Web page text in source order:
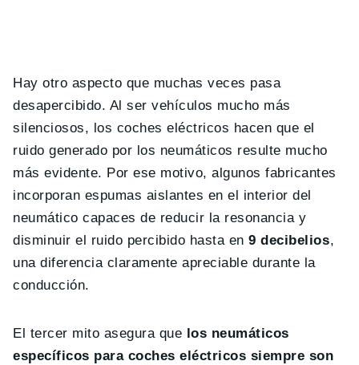
Hay otro aspecto que muchas veces pasa
desapercibido. Al ser vehículos mucho más
silenciosos, los coches eléctricos hacen que el
ruido generado por los neumáticos resulte mucho
más evidente. Por ese motivo, algunos fabricantes
incorporan espumas aislantes en el interior del
neumático capaces de reducir la resonancia y
disminuir el ruido percibido hasta en9 decibelios,
una diferencia claramente apreciable durante la
conducción.
El tercer mito asegura que los neumáticos
específicos para coches eléctricos siempre son